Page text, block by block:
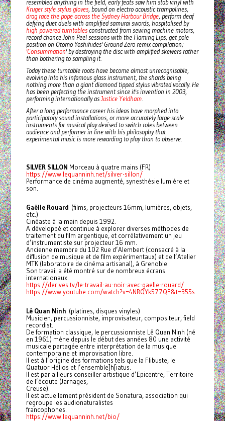
resembled anything in the field, early feats saw him stab vinyl with
Kruger style stylus gloves, bound on electro acoustic trampolines,
drag race the pope across the Sydney Harbour Bridge, perform deaf
defying duet duels with amplified samurai swords, hospitalised by
high powered turntablesconstructed from sewing machine motors,
record chance John Peel sessions with the Flaming Lips, get pole
position on Otomo Yoshihides' Ground Zero remix compilation;
'Consummation' by destroying the disc with amplified skewers rather
than bothering to sampling it.
Today these turntable roots have become almost unrecognisable,
evolving into his infamous glass instrument, the shards being
nothing more than a giant diamond tipped stylus vibrated vocally. He
has been perfecting the instrument since it's invention in 2003,
performing internationally as Justice Yeldham.
After a long performance career his ideas have morphed into
participatory sound installations, or more accurately large-scale
instruments for musical play devised to switch roles between
audience and performer in line with his philosophy that
experimental music is more rewarding to play than to observe.
SILVER SILLON Morceau à quatre mains (FR)
https://www.lequanninh.net/silver-sillon/
Performance de cinéma augmenté, synesthésie lumière et
son.
Gaëlle Rouard (films, projecteurs 16mm, lumières, objets,
etc.)
Cinéaste à la main depuis 1992.
A développé et continue à explorer diverses méthodes de
traitement du film argentique, et corrélativement un jeu
d’instrumentiste sur projecteur 16 mm.
Ancienne membre du 102 Rue d’Alembert (consacré à la
diffusion de musique et de film expérimentaux) et de l’Atelier
MTK (laboratoire de cinéma artisanal), à Grenoble.
Son travail a été montré sur de nombreux écrans
internationaux.
https://derives.tv/le-travail-au-noir-avec-gaelle-rouard/
https://www.youtube.com/watch?v=4NRQYk577QE&t=355s
Lê Quan Ninh (platines, disques vinyles)
Musicien, percussionniste, improvisateur, compositeur, field
recordist.
De formation classique, le percussionniste Lê Quan Ninh (né
en 1961) mène depuis le début des années 80 une activité
musicale partagée entre interprétation de la musique
contemporaine et improvisation libre.
Il est à l’origine des formations tels que la Flibuste, le
Quatuor Hélios et l’ensemble]h[iatus.
Il est par ailleurs conseiller artistique d’Epicentre, Territoire
de l’écoute (Jarnages,
Creuse).
Il est actuellement président de Sonatura, association qui
regroupe les audionaturalistes
francophones.
https://www.lequanninh.net/bio/